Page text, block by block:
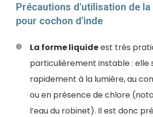
Précautions d'utilisation de
pour cochon d'inde
La forme liquideest très
particulièrement instable : elle
rapidement à la lumière, au
ou en présence de chlore
l’eau du robinet). Il est donc